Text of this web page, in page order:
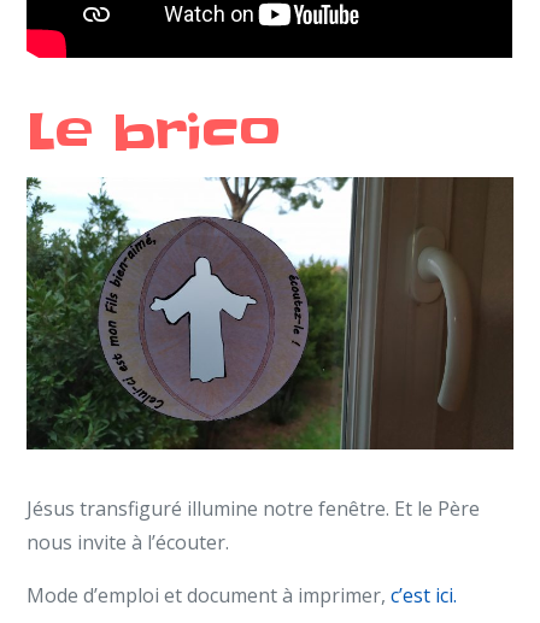
Le brico
Jésus transfiguré illumine notre fenêtre. Et le Père
nous invite à l’écouter.
Mode d’emploi et document à imprimer,c’est ici.